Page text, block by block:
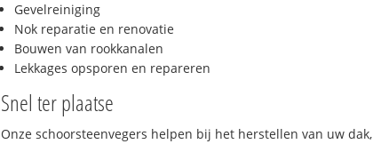
Gevelreiniging
Nok reparatie en renovatie
Bouwen van rookkanalen
Lekkages opsporen en repareren
Snel ter plaatse
Onze schoorsteenvegers helpen bij het herstellen van uw dak,